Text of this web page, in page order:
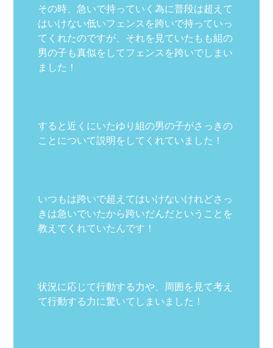
その時、急いで持っていく為に普段は超えて
はいけない低いフェンスを跨いで持っていっ
てくれたのですが、それを見ていたもも組の
男の子も真似をしてフェンスを跨いでしまい
ました！
すると近くにいたゆり組の男の子がさっきの
ことについて説明をしてくれていました！
いつもは跨いで超えてはいけないけれどさっ
きは急いでいたから跨いだんだということを
教えてくれていたんです！
状況に応じて行動する力や、周囲を見て考え
て行動する力に驚いてしまいました！